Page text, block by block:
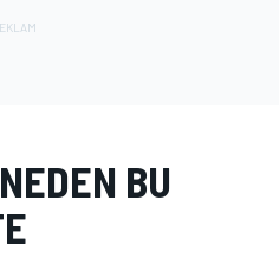
BU